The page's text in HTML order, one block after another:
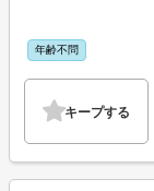
年齢不問
キープする